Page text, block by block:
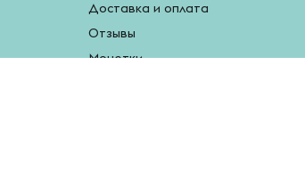
Доставка и оплата
Отзывы
Монетки